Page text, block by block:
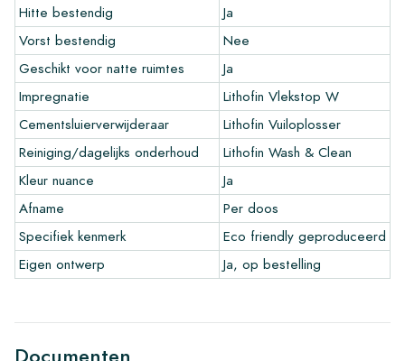
geld alleen op fabrieksfouten en bij gebruik van onze Lithofin
leg- en onderhoudsproducten. Op reeds verwerkte tegels kan
niet gereclameerd worden.
Handige links voor cement tegels
•Maak je eigen tegel tekenprogramma
•Meer informatie over onze tegels
•Bekijk onze brochures
•Onderhoudsproducten
Hitte bestendig
Ja
Vorst bestendig
Nee
Geschikt voor natte ruimtes
Ja
Impregnatie
Lithofin Vlekstop W
Cementsluierverwijderaar
Lithofin Vuiloplosser
Reiniging/dagelijks onderhoud
Lithofin Wash & Clean
Kleur nuance
Ja
Afname
Per doos
Specifiek kenmerk
Eco friendly geproduceerd
Eigen ontwerp
Ja, op bestelling